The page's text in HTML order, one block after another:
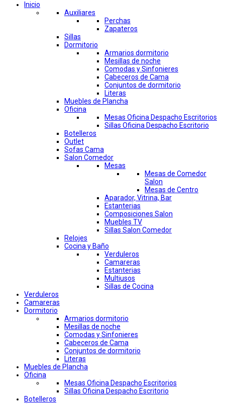
Inicio
Auxiliares
Perchas
Zapateros
Sillas
Dormitorio
Armarios dormitorio
Mesillas de noche
Comodas y Sinfonieres
Cabeceros de Cama
Conjuntos de dormitorio
Literas
Muebles de Plancha
Oficina
Mesas Oficina Despacho Escritorios
Sillas Oficina Despacho Escritorio
Botelleros
Outlet
Sofas Cama
Salon Comedor
Mesas
Mesas de Comedor
Salon
Mesas de Centro
Aparador, Vitrina, Bar
Estanterias
Composiciones Salon
Muebles TV
Sillas Salon Comedor
Relojes
Cocina y Baño
Verduleros
Camareras
Estanterias
Multiusos
Sillas de Cocina
Verduleros
Camareras
Dormitorio
Armarios dormitorio
Mesillas de noche
Comodas y Sinfonieres
Cabeceros de Cama
Conjuntos de dormitorio
Literas
Muebles de Plancha
Oficina
Mesas Oficina Despacho Escritorios
Sillas Oficina Despacho Escritorio
Botelleros